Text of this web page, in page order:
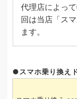
代理店によっ
回は当店「ス
ます。
スマホ乗り換え